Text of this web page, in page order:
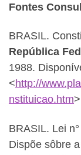
Fontes
BRASIL.
República
1988.
<http://
nstituicao.htm
BRASIL. Lei
Dispõe sôbre